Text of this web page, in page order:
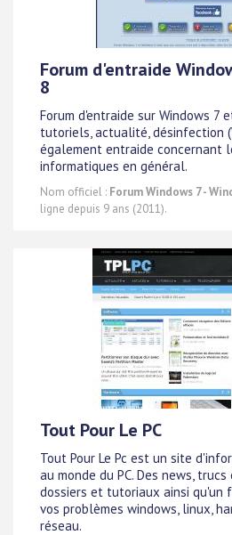
Forum d'entraide
8
Forum d'entraide sur Windows 7
tutoriels, actualité, désinfection
également entraide concernant
informatiques en général.
Nom officiel : Forum Windows 7 -
ligne depuis 9 ans (2011).
Tout Pour Le PC
Tout Pour Le Pc est un site
au monde du PC. Des news, trucs
dossiers et tutoriaux ainsi qu'un
vos problèmes windows, linux,
réseau.